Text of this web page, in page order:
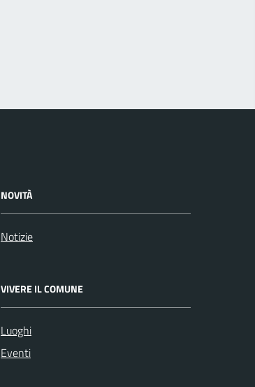
NOVITÀ
Notizie
VIVERE IL COMUNE
Luoghi
Eventi